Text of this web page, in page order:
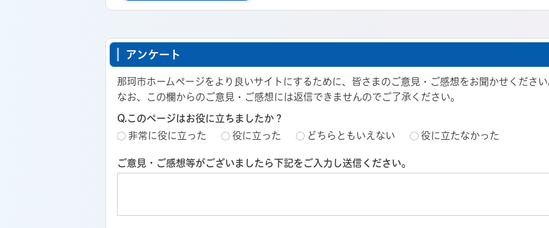
アンケート
那珂市ホームページをより良いサイトにするために、皆さまのご意見・ご感想をお聞かせくださ
なお、この欄からのご意見・ご感想には返信できませんのでご了承ください。
Q.このページはお役に立ちましたか？
非常に役に立った
役に立った どちらともいえない 役に立たなかった
ご意見・ご感想等がございましたら下記をご入力し送信ください。